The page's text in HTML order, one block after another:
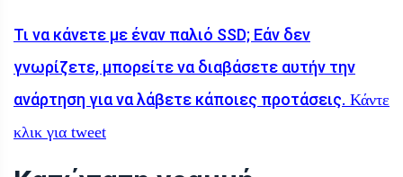
Τι να κάνετε με έναν παλιό SSD; Εάν δεν
γνωρίζετε, μπορείτε να διαβάσετε αυτήν την
ανάρτηση για να λάβετε κάποιες προτάσεις. Κάντε
κλικ για tweet